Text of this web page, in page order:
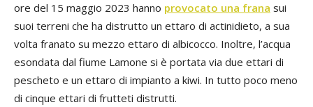
ore del 15 maggio 2023 hanno provocato una frana sui
suoi terreni che ha distrutto un ettaro di actinidieto, a sua
volta franato su mezzo ettaro di albicocco. Inoltre, l’acqua
esondata dal fiume Lamone si è portata via due ettari di
pescheto e un ettaro di impianto a kiwi. In tutto poco meno
di cinque ettari di frutteti distrutti.